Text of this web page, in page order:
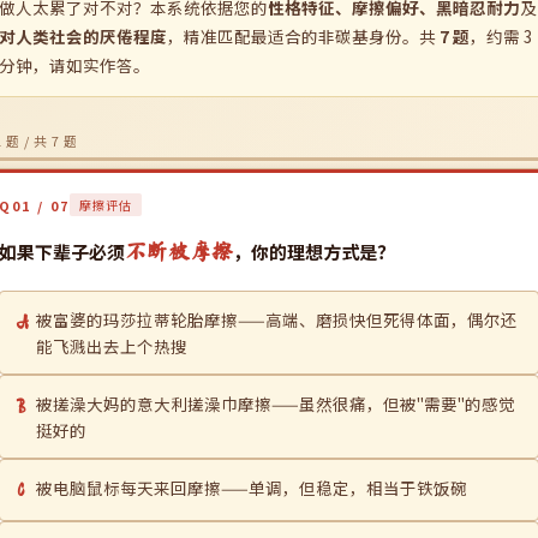
做人太累了对不对？本系统依据您的性格特征、摩擦偏好、黑暗忍耐力及
对人类社会的厌倦程度，精准匹配最适合的非碳基身份。共 7 题，约需 3
分钟，请如实作答。
题 / 共 7 题
Q01 / 07 摩擦评估
如果下辈子必须不断被摩擦，你的理想方式是？
A 被富婆的玛莎拉蒂轮胎摩擦——高端、磨损快但死得体面，偶尔还
能飞溅出去上个热搜
B 被搓澡大妈的意大利搓澡巾摩擦——虽然很痛，但被"需要"的感觉
挺好的
C 被电脑鼠标每天来回摩擦——单调，但稳定，相当于铁饭碗